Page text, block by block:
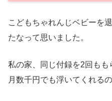
こどもちゃれんじベビーを
たなって思いました。
私の家、同じ付録を2回も
月数千円でも浮いてくれる